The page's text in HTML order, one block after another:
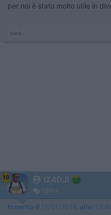
per noi è stato molto utile in
sara
19 IZ4DJI
58914
Inserito il 11/01/2018 alle: